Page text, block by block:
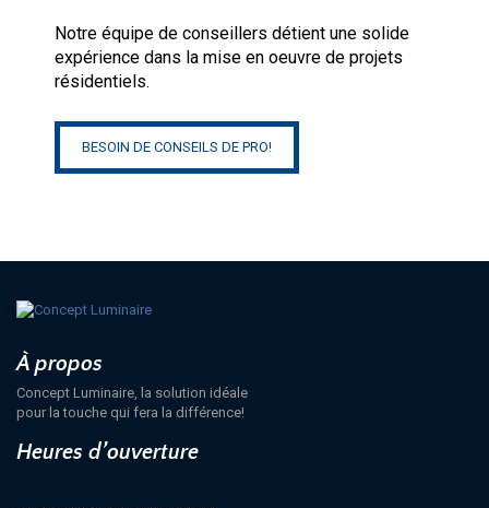
Notre équipe de conseillers détient une solide
expérience dans la mise en oeuvre de projets
résidentiels.
BESOIN DE CONSEILS DE PRO!
À propos
Concept Luminaire, la solution idéale
pour la touche qui fera la différence!
Heures d’ouverture